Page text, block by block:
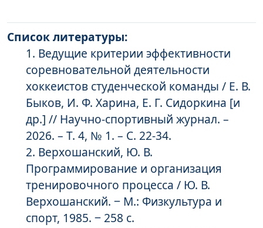
Список литературы:
Ведущие критерии эффективности
соревновательной деятельности
хоккеистов студенческой команды / Е. В.
Быков, И. Ф. Харина, Е. Г. Сидоркина [и
др.] // Научно-спортивный журнал. –
2026. – Т. 4, № 1. – С. 22-34.
Верхошанский, Ю. В.
Программирование и организация
тренировочного процесса / Ю. В.
Верхошанский. ‒ М.: Физкультура и
спорт, 1985. ‒ 258 с.